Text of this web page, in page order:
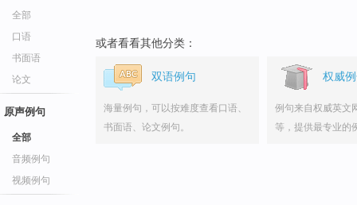
全部
口语
书面语
论文
原声例句
全部
音频例句
视频例句
或者看看其他分类：
双语例句
海量例句，可以按难度查看口语、
书面语、论文例句。
权威
例句来自权威英文
等，提供最专业的